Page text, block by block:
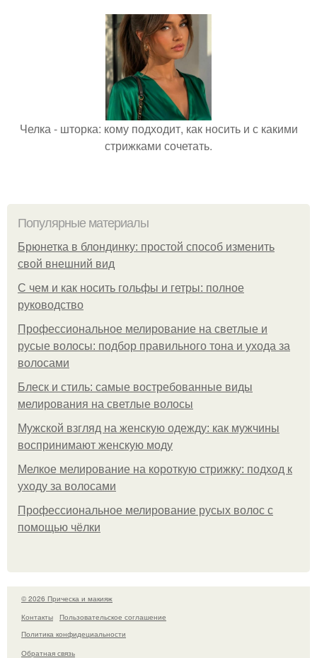
Челка - шторка: кому подходит, как носить и с какими
стрижками сочетать.
Популярные материалы
Брюнетка в блондинку: простой способ изменить
свой внешний вид
С чем и как носить гольфы и гетры: полное
руководство
Профессиональное мелирование на светлые и
русые волосы: подбор правильного тона и ухода за
волосами
Блеск и стиль: самые востребованные виды
мелирования на светлые волосы
Мужской взгляд на женскую одежду: как мужчины
воспринимают женскую моду
Мелкое мелирование на короткую стрижку: подход к
уходу за волосами
Профессиональное мелирование русых волос с
помощью чёлки
© 2026 Прическа и макияж
Контакты
Пользовательское соглашение
Политика конфидециальности
Обратная связь